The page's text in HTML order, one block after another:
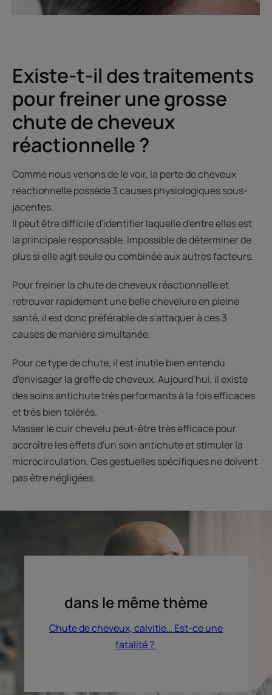
Existe-t-il des traitements
pour freiner une grosse
chute de cheveux
réactionnelle ?
Comme nous venons de le voir, la perte de cheveux
réactionnelle possède 3 causes physiologiques sous-
jacentes.​
Il peut être difficile d'identifier laquelle d'entre elles est
la principale responsable. Impossible de déterminer de
plus si elle agit seule ou combinée aux autres facteurs.​
Pour freiner la chute de cheveux réactionnelle et
retrouver rapidement une belle chevelure en pleine
santé, il est donc préférable de s'attaquer à ces 3
causes de manière simultanée.​
Pour ce type de chute, il est inutile bien entendu
d'envisager la greffe de cheveux. Aujourd’hui, il existe
des soins antichute très performants à la fois efficaces
et très bien tolérés.​
Masser le cuir chevelu peut-être très efficace pour
accroître les effets d'un soin antichute et stimuler la
microcirculation. Ces gestuelles spécifiques ne doivent
pas être négligées.​
dans le même thème
Chute de cheveux, calvitie… Est-ce une
fatalité ?